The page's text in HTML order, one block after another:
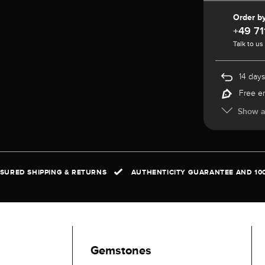
Order
+49
Talk to
14
Free
Show
SHIPPING & RETURNS AUTHENTICITY GUARANTEE AND
Gemstones